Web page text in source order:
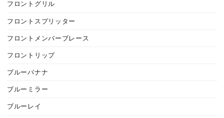
フロントグリル
フロントスプリッター
フロントメンバーブレース
フロントリップ
ブルーバナナ
ブルーミラー
ブルーレイ